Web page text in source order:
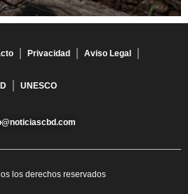
Privacidad Aviso Legal
UNESCO
los derechos reservados